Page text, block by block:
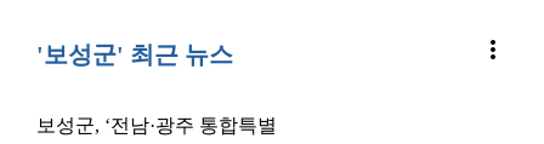
'보성군' 최근 뉴스 more_vert
보성군, ‘전남·광주 통합특별